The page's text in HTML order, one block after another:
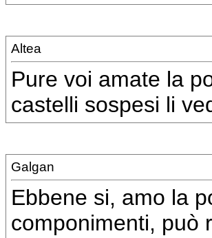
Altea
Pure voi amate la
castelli sospesi li
Galgan
Ebbene si, amo la
componimenti, può